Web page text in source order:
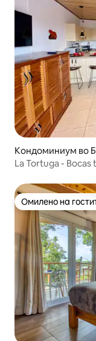
Кондоминиум во
La Tortuga -
Омилено на
Омилено на